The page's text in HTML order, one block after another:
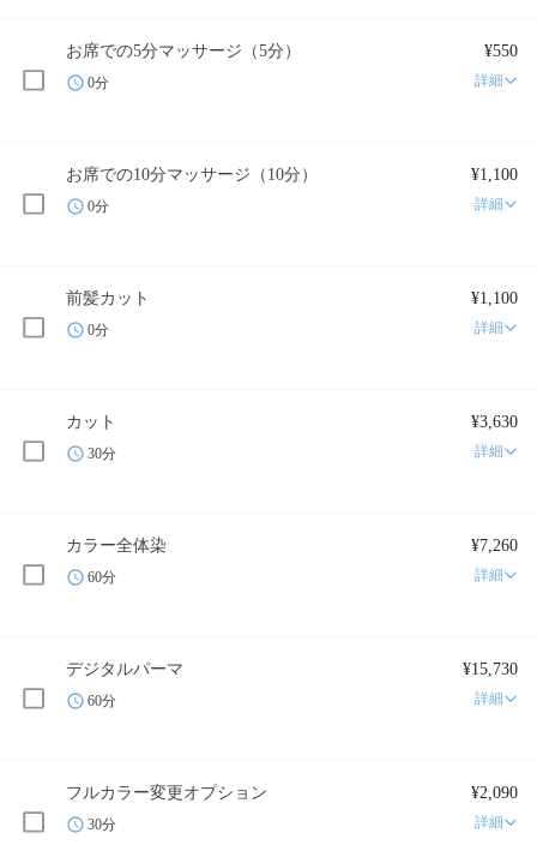
お席での5分マッサージ（5分） ¥550
0分 詳細
お席での10分マッサージ（10分） ¥1,100
0分 詳細
前髪カット ¥1,100
0分 詳細
カット ¥3,630
30分 詳細
カラー全体染 ¥7,260
60分 詳細
デジタルパーマ ¥15,730
60分 詳細
フルカラー変更オプション ¥2,090
30分 詳細